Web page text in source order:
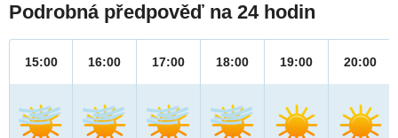
Podrobná předpověď na 24 hodin
15:00 16:00 17:00 18:00 19:00 20:00